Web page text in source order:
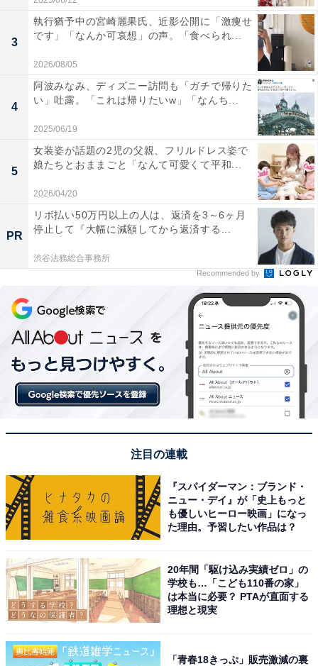
3
執行猶予中の宮崎麗果氏、近影公開に「激痩せ
です」「なんか可哀想」の声。「食べられ...
2026/08/05
4
阿波みなみ、ディズニー訪問も「ガチで帰りた
い」吐露。「これは帰りたいw」「なんち...
2025/06/19
5
女装姿が話題の2児の父親、フリルドレス姿で
娘たちとおままごと「なんて可愛くて平和...
2026/04/20
PR
リボ払い50万円以上の人は、返済を3～6ヶ月
停止して『大幅に減額してから返済する...
渋谷法務総合事務所
Recommended by
注目の連載
『スパイダーマン：ブランド・
ニュー・デイ』が「史上もっと
も優しいヒーロー映画」になっ
た理由。予習したい作品は？
20年間「駆け込み実績ゼロ」の
学校も…「こども110番の家」
は本当に必要？ PTAが直面する
理想と現実
「青春18きっぷ」販売激減の裏